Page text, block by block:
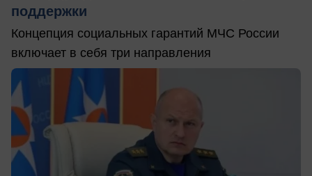
поддержки
Концепция социальных гарантий МЧС России
включает в себя три направления